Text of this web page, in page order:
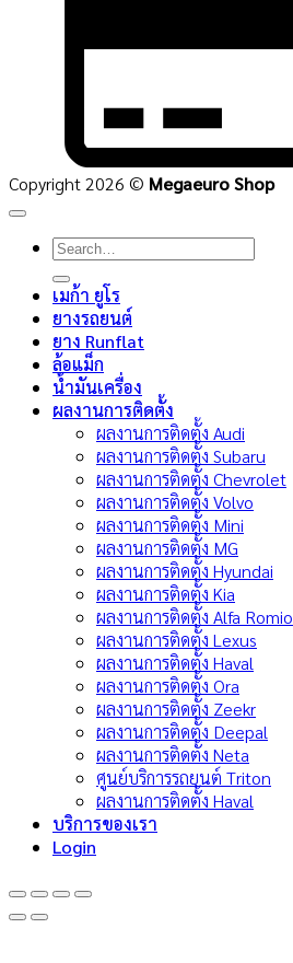
Copyright 2026 © Megaeuro Shop
Search
เมก้า ยูโร
ยางรถยนต์
ยาง Runflat
ล้อแม็ก
น้ำมันเครื่อง
ผลงานการติดตั้ง
ผลงานการติดตั้ง Audi
ผลงานการติดตั้ง Subaru
ผลงานการติดตั้ง Chevrolet
ผลงานการติดตั้ง Volvo
ผลงานการติดตั้ง Mini
ผลงานการติดตั้ง MG
ผลงานการติดตั้ง Hyundai
ผลงานการติดตั้ง Kia
ผลงานการติดตั้ง Alfa Romio
ผลงานการติดตั้ง Lexus
ผลงานการติดตั้ง Haval
ผลงานการติดตั้ง Ora
ผลงานการติดตั้ง Zeekr
ผลงานการติดตั้ง Deepal
ผลงานการติดตั้ง Neta
ศูนย์บริการรถยนต์ Triton
ผลงานการติดตั้ง Haval
บริการของเรา
Login